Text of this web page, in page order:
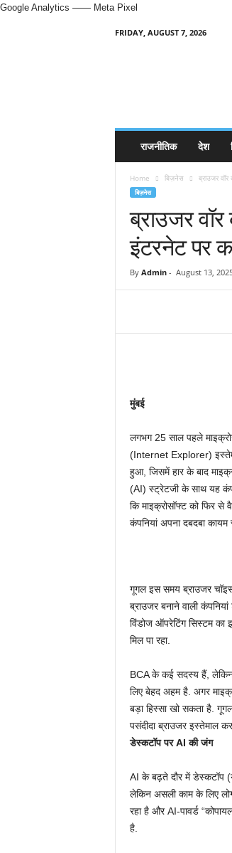
Google Analytics —— Meta Pixel
FRIDAY, AUGUST 7, 2026
राजनीतिक देश
Home बिज़नेस ब्राउजर
बिज़नेस
ब्राउजर
इंटरनेट पर
By Admin- August 13,
मुंबई
लगभग 25 साल पहले
(Internet Explorer)
हुआ, जिसमें हार के बाद
(AI) स्ट्रेटजी के साथ यह
कि माइक्रोसॉफ्ट को फिर
कंपनियां अपना दबदबा
गूगल इस समय ब्राउजर
ब्राउजर बनाने वाली
विंडोज ऑपरेटिंग सिस्टम का
मिल पा रहा.
BCA के कई सदस्य हैं, लेकिन
लिए बेहद अहम है. अगर
बड़ा हिस्सा खो सकता है.
पसंदीदा ब्राउजर इस्तेमाल
डेस्कटॉप पर AI की जंग
AI के बढ़ते दौर में डेस्कटॉप
लेकिन असली काम के लिए
रहा है और AI-पावर्ड
है.